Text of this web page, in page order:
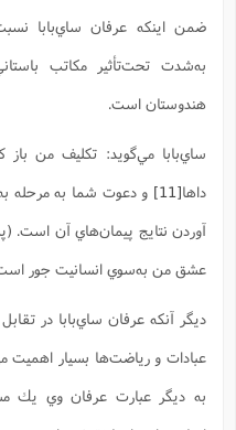
ضمن اينکه عرفان ساي‌بابا
به‌شدت تحت‌تأثير مکاتب
هندوستان است.
ساي‌بابا مي‌گويد: تکليف من
داها[11]
و دعوت شما به مرحله
آوردن نتايج پيمان‌هاي آن است.
عشق من به‌سوي انسانيت جور است (سیما،
ديگر آنکه عرفان ساي‌بابا در
عبادات و رياضت‌ها بسيار اهميت
به ديگر عبارت عرفان وي يك